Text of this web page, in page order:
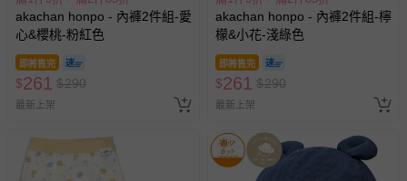
akachan honpo - 內褲2件組-愛
心&櫻桃-粉紅色
即將售完
$261 $290
最新上架
akachan honpo - 內褲2件組-檸
檬&小花-淺綠色
即將售完
$261 $290
最新上架